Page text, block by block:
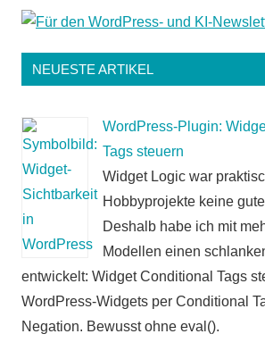
NEUESTE ARTIKEL
WordPress-Plugin:
Tags steuern
Widget Logic war
Hobbyprojekte keine
Deshalb habe ich mit
Modellen einen
entwickelt: Widget Conditional Tags
WordPress-Widgets per Conditional
Negation. Bewusst ohne eval().